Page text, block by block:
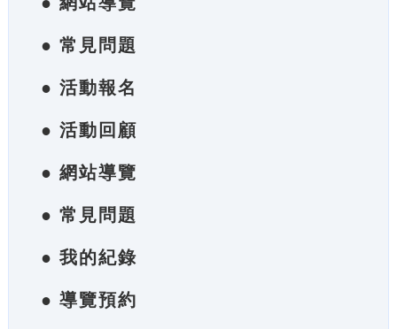
● 常見問題
● 活動報名
● 活動回顧
● 網站導覽
● 常見問題
● 我的紀錄
● 導覽預約